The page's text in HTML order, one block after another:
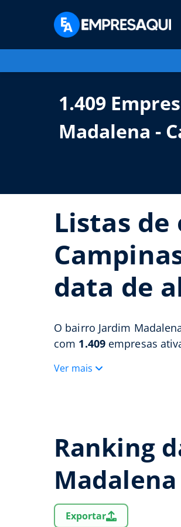
1.409
Madalena -
Listas
data de
O bairro Jardim
com 1.409empresas
Ver mais
Ranking
Exportar